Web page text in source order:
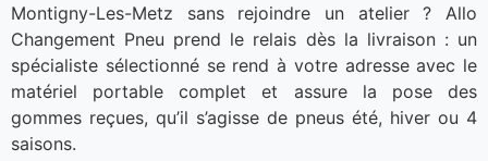
Montigny-Les-Metz sans rejoindre un atelier ? Allo
Changement Pneu prend le relais dès la livraison : un
spécialiste sélectionné se rend à votre adresse avec le
matériel portable complet et assure la pose des
gommes reçues, qu’il s’agisse de pneus été, hiver ou 4
saisons.